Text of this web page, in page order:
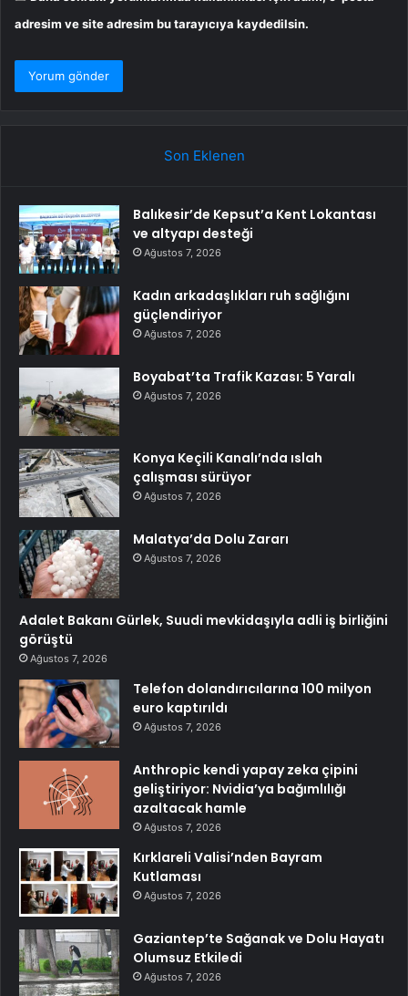
adresim ve site adresim bu tarayıcıya kaydedilsin.
Son Eklenen
Balıkesir’de Kepsut’a Kent Lokantası
ve altyapı desteği
Ağustos 7, 2026
Kadın arkadaşlıkları ruh sağlığını
güçlendiriyor
Ağustos 7, 2026
Boyabat’ta Trafik Kazası: 5 Yaralı
Ağustos 7, 2026
Konya Keçili Kanalı’nda ıslah
çalışması sürüyor
Ağustos 7, 2026
Malatya’da Dolu Zararı
Ağustos 7, 2026
Adalet Bakanı Gürlek, Suudi mevkidaşıyla adli iş birliğini
görüştü
Ağustos 7, 2026
Telefon dolandırıcılarına 100 milyon
euro kaptırıldı
Ağustos 7, 2026
Anthropic kendi yapay zeka çipini
geliştiriyor: Nvidia’ya bağımlılığı
azaltacak hamle
Ağustos 7, 2026
Kırklareli Valisi’nden Bayram
Kutlaması
Ağustos 7, 2026
Gaziantep’te Sağanak ve Dolu Hayatı
Olumsuz Etkiledi
Ağustos 7, 2026